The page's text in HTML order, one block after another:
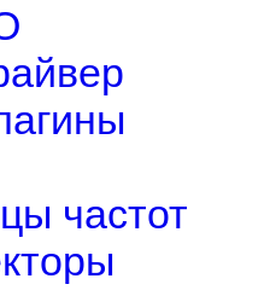
частот